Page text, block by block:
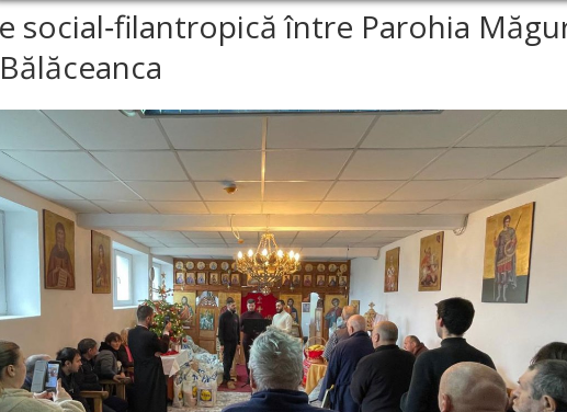
social‑filantropică între Parohia